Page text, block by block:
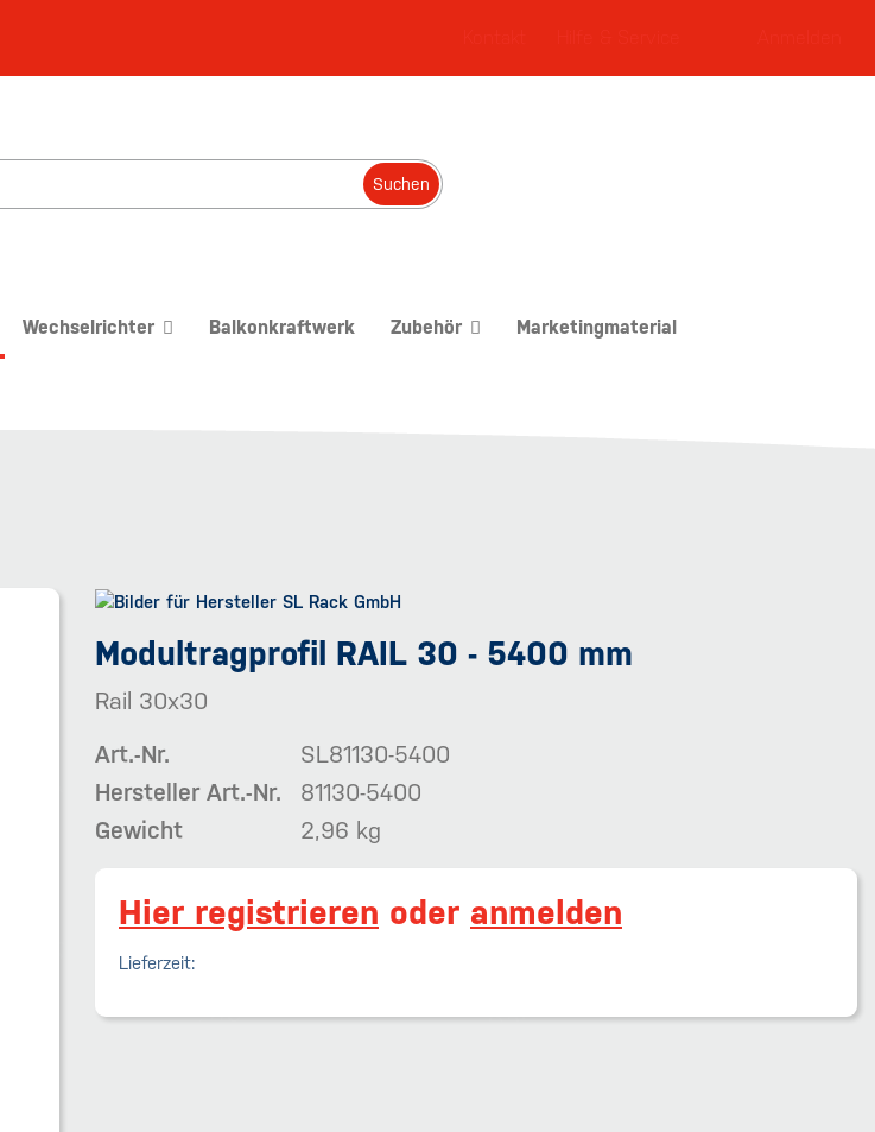
Suchen
Wechselrichter Balkonkraftwerk Zubehör Marketingmaterial
Modultragprofil RAIL 30 - 5400 mm
Rail 30x30
Art.-Nr.
SL81130-5400
Hersteller Art.-Nr.
81130-5400
Gewicht
2,96 kg
Hier registrieren oder anmelden
Lieferzeit: